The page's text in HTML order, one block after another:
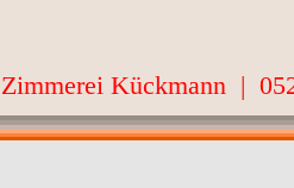
Zimmerei Kückmann |